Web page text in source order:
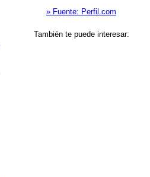
» Fuente: Perfil.com
También te puede interesar: